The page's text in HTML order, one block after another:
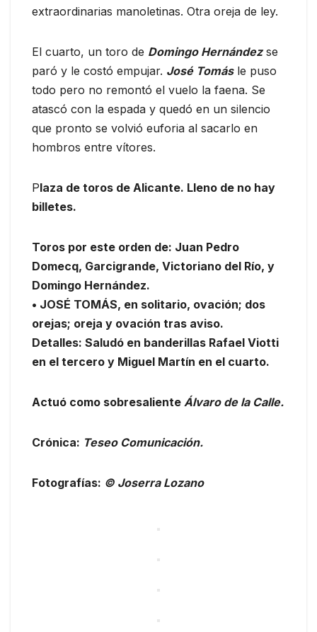
extraordinarias manoletinas. Otra oreja de ley.
El cuarto, un toro de Domingo Hernándezse
paró y le costó empujar. José Tomásle puso
todo pero no remontó el vuelo la faena. Se
atascó con la espada y quedó en un silencio
que pronto se volvió euforia al sacarlo en
hombros entre vítores.
Plaza de toros de Alicante. Lleno de no hay
billetes.
Toros por este orden de: Juan Pedro
Domecq, Garcigrande, Victoriano del Río, y
Domingo Hernández.
• JOSÉ TOMÁS, en solitario, ovación; dos
orejas; oreja y ovación tras aviso.
Detalles: Saludó en banderillas Rafael Viotti
en el tercero y Miguel Martín en el cuarto.
Actuó como sobresaliente Álvaro de la Calle.
Crónica: Teseo Comunicación.
Fotografías: © Joserra Lozano